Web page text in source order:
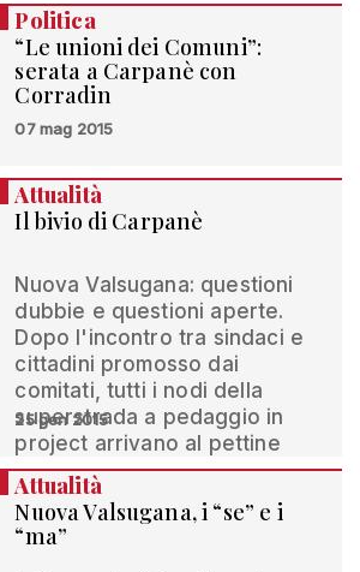
Politica
“Le unioni dei Comuni”:
serata a Carpanè con
Corradin
07 mag 2015
Attualità
Il bivio di Carpanè
Nuova Valsugana: questioni
dubbie e questioni aperte.
Dopo l'incontro tra sindaci e
cittadini promosso dai
comitati, tutti i nodi della
superstrada a pedaggio in
project arrivano al pettine
25 gen 2015
Attualità
Nuova Valsugana, i “se” e i
“ma”